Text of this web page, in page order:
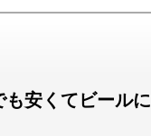
安くてビールに